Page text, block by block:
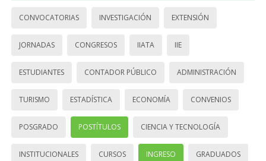
CONVOCATORIAS INVESTIGACIÓN EXTENSIÓN
JORNADAS CONGRESOS IIATA IIE
ESTUDIANTES CONTADOR PÚBLICO ADMINISTRACIÓN
TURISMO ESTADÍSTICA ECONOMÍA CONVENIOS
POSGRADO POSTÍTULOS CIENCIA Y TECNOLOGÍA
INSTITUCIONALES CURSOS INGRESO GRADUADOS